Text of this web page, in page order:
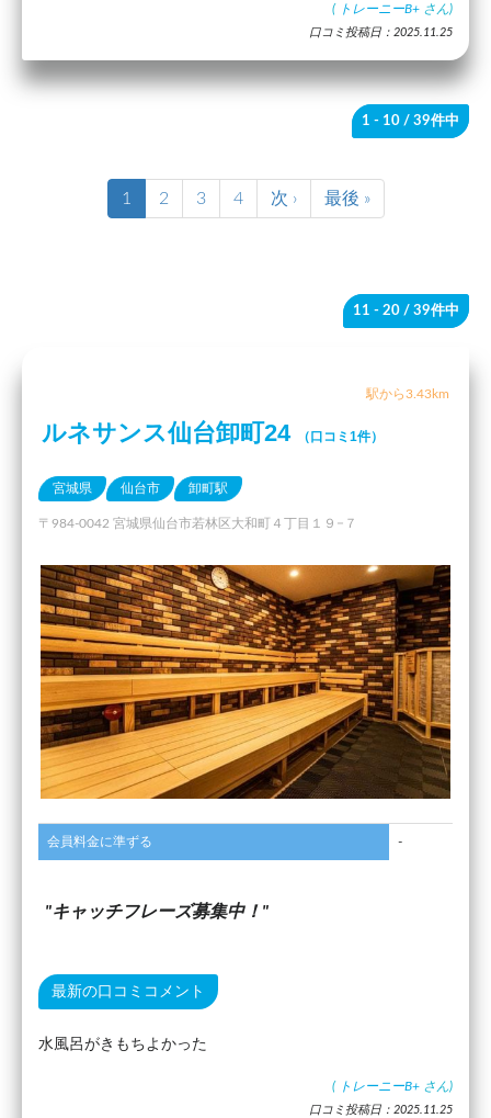
( トレーニーB+ さん)
口コミ投稿日：2025.11.25
1 - 10 / 39件中
1 2 3 4 次 › 最後 »
11 - 20 / 39件中
駅から3.43km
ルネサンス仙台卸町24 （口コミ1件）
宮城県 仙台市 卸町駅
〒984-0042 宮城県仙台市若林区大和町４丁目１９−７
会員料金に準ずる -
キャッチフレーズ募集中！
最新の口コミコメント
水風呂がきもちよかった
( トレーニーB+ さん)
口コミ投稿日：2025.11.25